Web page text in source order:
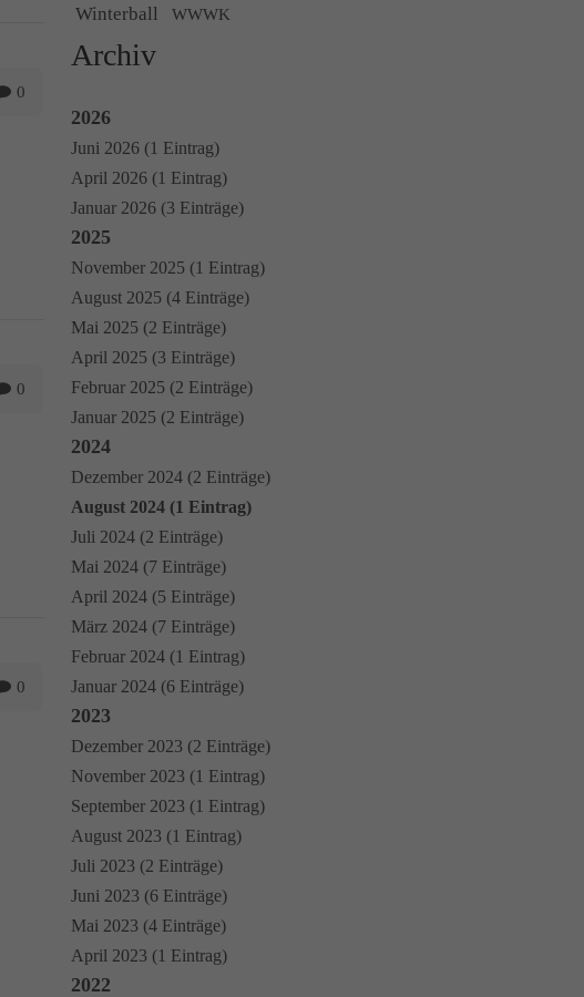
0
0
0
Winterball WWWK
Archiv
2026
Juni 2026 (1 Eintrag)
April 2026 (1 Eintrag)
Januar 2026 (3 Einträge)
2025
November 2025 (1 Eintrag)
August 2025 (4 Einträge)
Mai 2025 (2 Einträge)
April 2025 (3 Einträge)
Februar 2025 (2 Einträge)
Januar 2025 (2 Einträge)
2024
Dezember 2024 (2 Einträge)
August 2024 (1 Eintrag)
Juli 2024 (2 Einträge)
Mai 2024 (7 Einträge)
April 2024 (5 Einträge)
März 2024 (7 Einträge)
Februar 2024 (1 Eintrag)
Januar 2024 (6 Einträge)
2023
Dezember 2023 (2 Einträge)
November 2023 (1 Eintrag)
September 2023 (1 Eintrag)
August 2023 (1 Eintrag)
Juli 2023 (2 Einträge)
Juni 2023 (6 Einträge)
Mai 2023 (4 Einträge)
April 2023 (1 Eintrag)
2022